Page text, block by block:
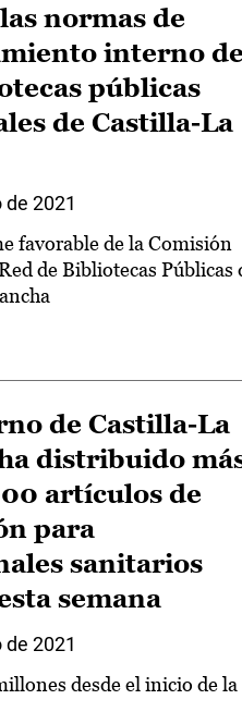
normas de
interno
públicas
de Castilla-La
de 2021
favorable de la Comisión
de Bibliotecas Públicas
de Castilla-La
distribuido
artículos de
para
sanitarios
semana
de 2021
desde el inicio de la